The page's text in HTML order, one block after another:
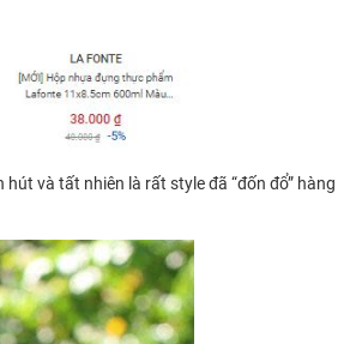
và tất nhiên là rất style đã “đốn đổ” hàng